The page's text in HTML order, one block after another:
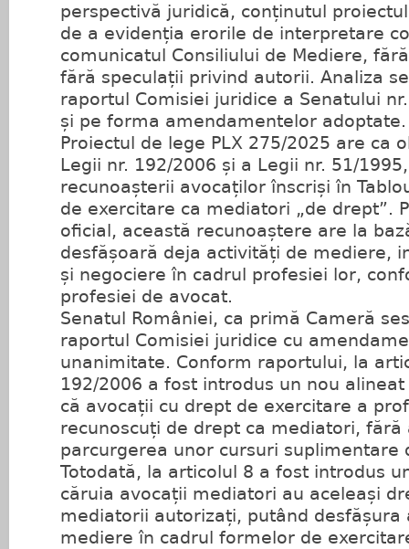
perspectivă juridică, conținutul
de a evidenția erorile de interpretare
comunicatul Consiliului de Mediere,
fără speculații privind autorii. Analiza
raportul Comisiei juridice a Senatului
și pe forma amendamentelor adoptate.
Proiectul de lege PLX 275/2025 are ca
Legii nr. 192/2006 și a Legii nr. 51/
recunoașterii avocaților înscriși în
de exercitare ca mediatori „de drept”.
oficial, această recunoaștere are la
desfășoară deja activități de mediere,
și negociere în cadrul profesiei lor,
profesiei de avocat.
Senatul României, ca primă Cameră
raportul Comisiei juridice cu
unanimitate. Conform raportului, la
192/2006 a fost introdus un nou
că avocații cu drept de exercitare a
recunoscuți de drept ca mediatori, fără
parcurgerea unor cursuri suplimentare
Totodată, la articolul 8 a fost introdus
căruia avocații mediatori au aceleași
mediatorii autorizați, putând desfășura
mediere în cadrul formelor de